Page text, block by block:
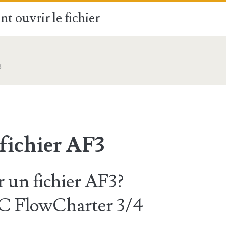
ouvrir le fichier
AF3
fichier AF3?
FlowCharter 3/4